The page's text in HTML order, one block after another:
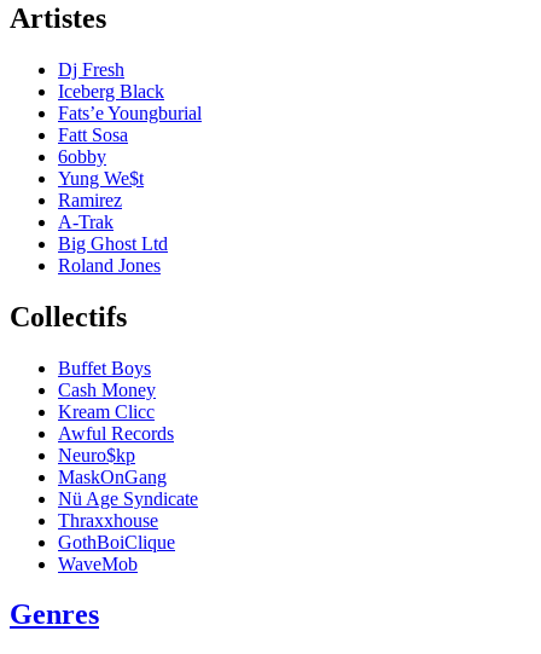
Artistes
Dj Fresh
Iceberg Black
Fats’e Youngburial
Fatt Sosa
6obby
Yung We$t
Ramirez
A-Trak
Big Ghost Ltd
Roland Jones
Collectifs
Buffet Boys
Cash Money
Kream Clicc
Awful Records
Neuro$kp
MaskOnGang
Nü Age Syndicate
Thraxxhouse
GothBoiClique
WaveMob
Genres